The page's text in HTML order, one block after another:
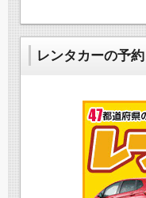
レンタカーの予約